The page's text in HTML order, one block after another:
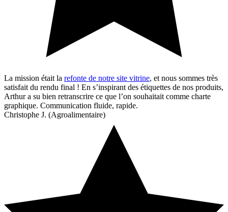
La mission était la refonte de notre site vitrine, et nous sommes très
satisfait du rendu final ! En s’inspirant des étiquettes de nos produits,
Arthur a su bien retranscrire ce que l’on souhaitait comme charte
graphique. Communication fluide, rapide.
Christophe J. (Agroalimentaire)